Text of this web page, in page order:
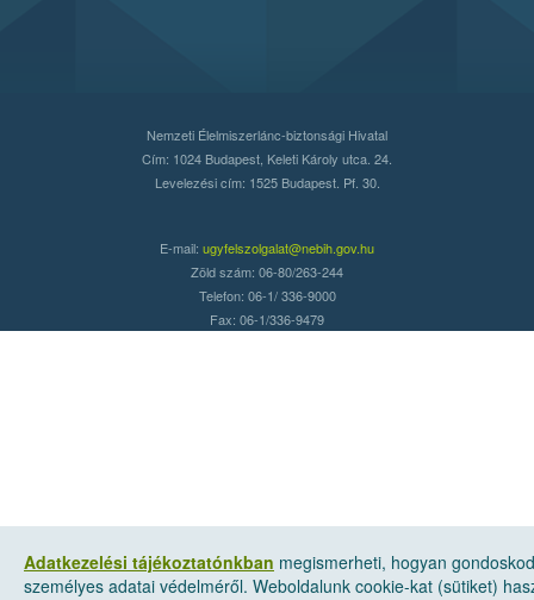
Adatkezelési tájékoztatónkban megismerheti, hogyan
személyes adatai védelméről. Weboldalunk cookie-kat (sütiket)
Nemzeti Élelmiszerlánc-biztonsági Hivatal
Cím: 1024 Budapest, Keleti Károly utca. 24.
Levelezési cím: 1525 Budapest. Pf. 30.
E-mail: ugyfelszolgalat@nebih.gov.hu
Zöld szám: 06-80/263-244
Telefon: 06-1/ 336-9000
Fax: 06-1/336-9479